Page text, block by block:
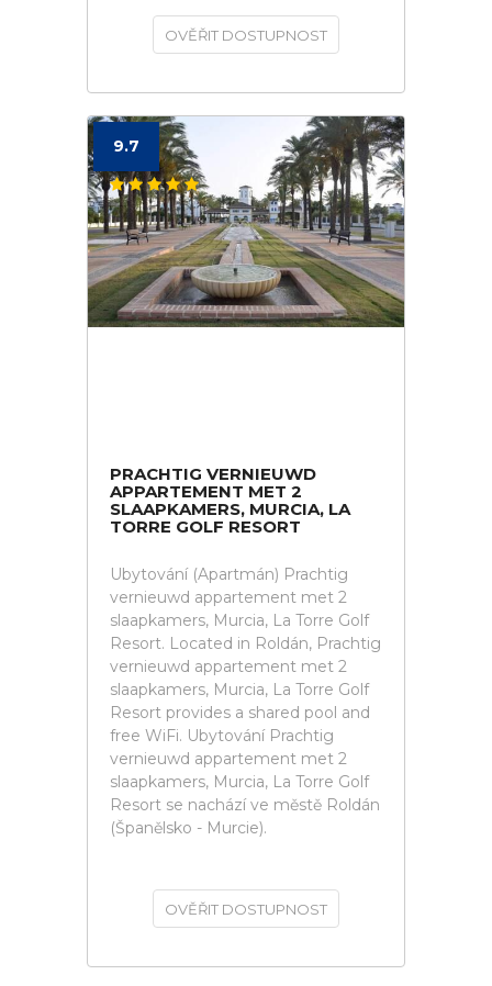
OVĚŘIT DOSTUPNOST
9.7
PRACHTIG VERNIEUWD
APPARTEMENT MET 2
SLAAPKAMERS, MURCIA, LA
TORRE GOLF RESORT
Ubytování (Apartmán) Prachtig
vernieuwd appartement met 2
slaapkamers, Murcia, La Torre Golf
Resort. Located in Roldán, Prachtig
vernieuwd appartement met 2
slaapkamers, Murcia, La Torre Golf
Resort provides a shared pool and
free WiFi. Ubytování Prachtig
vernieuwd appartement met 2
slaapkamers, Murcia, La Torre Golf
Resort se nachází ve městě Roldán
(Španělsko - Murcie).
OVĚŘIT DOSTUPNOST